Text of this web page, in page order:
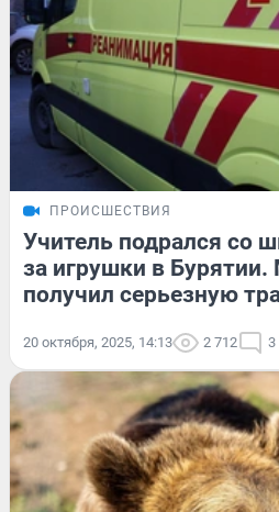
ПРОИСШЕСТВИЯ
Учитель подрался со
за игрушки в
получил серьезную
20 октября, 2025, 14:13 2 712 3